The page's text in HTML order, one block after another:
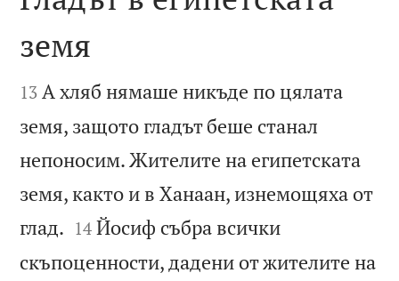

земя

13 А хляб нямаше никъде по цялата
земя, защото гладът беше станал
непоносим. Жителите на египетската
земя, както и в Ханаан, изнемощяха от
глад. 

14 Йосиф събра всички
скъпоценности, дадени от жителите на